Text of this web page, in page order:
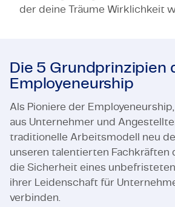
der deine Träume Wirklichkeit
Die 5 Grundprinzipien
Employeneurship
Als Pioniere der
aus Unternehmer und
traditionelle Arbeitsmodell neu
unseren talentierten Fachkräften
die Sicherheit eines
ihrer Leidenschaft für
verbinden.